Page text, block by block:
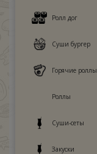
Ролл дог
Суши бургер
Горячие роллы
Роллы
Суши-сеты
Закуски